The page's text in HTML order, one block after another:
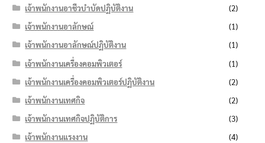
เจ้าพนักงานอาชีวบำบัดปฏิบัติงาน
(2)
เจ้าพนักงานอาลักษณ์
(1)
เจ้าพนักงานอาลักษณ์ปฏิบัติงาน
(1)
เจ้าพนักงานเครื่องคอมพิวเตอร์
(1)
เจ้าพนักงานเครื่องคอมพิวเตอร์ปฏิบัติงาน
(2)
เจ้าพนักงานเทศกิจ
(2)
เจ้าพนักงานเทศกิจปฏิบัติการ
(3)
เจ้าพนักงานแรงงาน
(4)